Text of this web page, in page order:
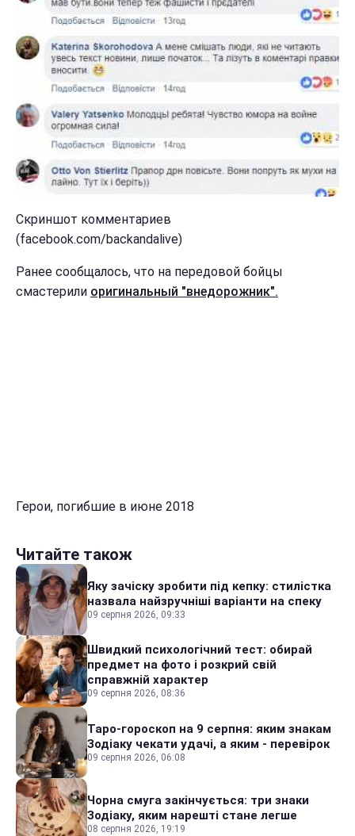
Скриншот комментариев
(facebook.com/backandalive)
Ранее сообщалось, что на передовой бойцы
смастерили оригинальный "внедорожник".
Герои, погибшие в июне 2018
Читайте також
Яку зачіску зробити під кепку: стилістка
назвала найзручніші варіанти на спеку
09 серпня 2026, 09:33
Швидкий психологічний тест: обирай
предмет на фото і розкрий свій
справжній характер
09 серпня 2026, 08:36
Таро-гороскоп на 9 серпня: яким знакам
Зодіаку чекати удачі, а яким - перевірок
09 серпня 2026, 06:08
Чорна смуга закінчується: три знаки
Зодіаку, яким нарешті стане легше
08 серпня 2026, 19:19